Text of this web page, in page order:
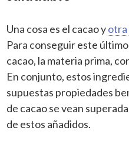
Una cosa es el cacao yotra
Para conseguir este
cacao, la materia prima,
En conjunto, estos
supuestas propiedades
de cacao se vean
de estos añadidos.